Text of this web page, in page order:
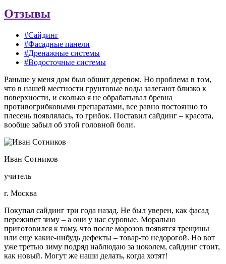
Отзывы
#Сайдинг
#Фасадные панели
#Дренажные системы
#Водосточные системы
Раньше у меня дом был обшит деревом. Но проблема в том,
что в нашей местности грунтовые воды залегают близко к
поверхности, и сколько я не обрабатывал бревна
противогрибковыми препаратами, все равно постоянно то
плесень появлялась, то грибок. Поставил сайдинг – красота,
вообще забыл об этой головной боли.
Иван Сотников
учитель
г. Москва
Покупал сайдинг три года назад. Не был уверен, как фасад
переживет зиму – а они у нас суровые. Морально
приготовился к тому, что после морозов появятся трещины
или еще какие-нибудь дефекты – товар-то недорогой. Но вот
уже третью зиму подряд наблюдаю за цоколем, сайдинг стоит,
как новый. Могут же наши делать, когда хотят!